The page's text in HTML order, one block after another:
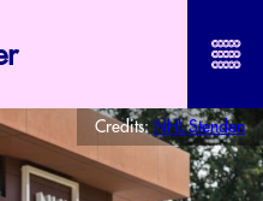
Credits: NHL Stenden